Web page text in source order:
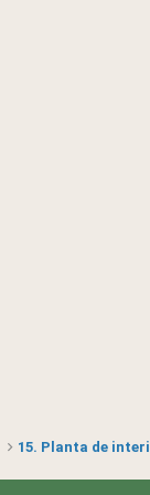
15. Planta de